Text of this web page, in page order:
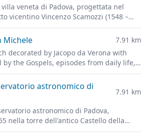
veneta di Padova, progettata nel
vicentino Vincenzo Scamozzi (1548 –
scenografo, trattatista di ampia cultura
e nell'area veneziana, dove fu la figura
Andrea Palladio e Baldassare Longhena.
Michele
7.91 km
decorated by Jacopo da Verona with
by the Gospels, episodes from daily life,
figures of fourteenth-century
astronomico di
7.91 km
astronomico di Padova,
nella torre dell'antico Castello della